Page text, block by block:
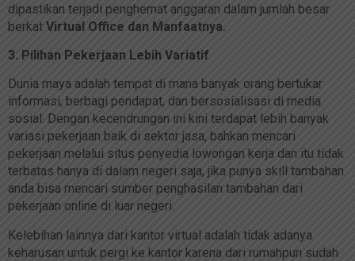
dipastikan terjadi penghemat anggaran dalam jumlah besar
berkat Virtual Office dan Manfaatnya.
3. Pilihan Pekerjaan Lebih Variatif
Dunia maya adalah tempat di mana banyak orang bertukar
informasi, berbagi pendapat, dan bersosialisasi di media
sosial. Dengan kecendrungan ini kini terdapat lebih banyak
variasi pekerjaan baik di sektor jasa, bahkan mencari
pekerjaan melalui situs penyedia lowongan kerja dan itu tidak
terbatas hanya di dalam negeri saja, jika punya skill tambahan
anda bisa mencari sumber penghasilan tambahan dari
pekerjaan online di luar negeri.
Kelebihan lainnya dari kantor virtual adalah tidak adanya
keharusan untuk pergi ke kantor karena dari rumahpun sudah